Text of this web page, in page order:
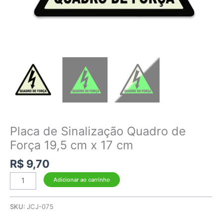
Placa de Sinalização Quadro de
Força 19,5 cm x 17 cm
R$ 9,70
Adicionar ao carrinho
SKU: JCJ-075